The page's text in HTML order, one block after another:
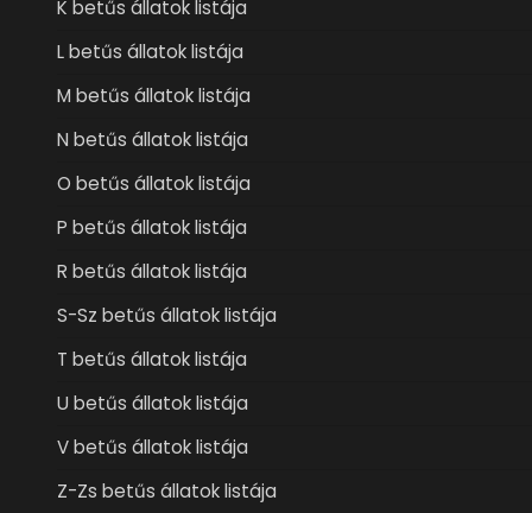
K betűs állatok listája
L betűs állatok listája
M betűs állatok listája
N betűs állatok listája
O betűs állatok listája
P betűs állatok listája
R betűs állatok listája
S-Sz betűs állatok listája
T betűs állatok listája
U betűs állatok listája
V betűs állatok listája
Z-Zs betűs állatok listája